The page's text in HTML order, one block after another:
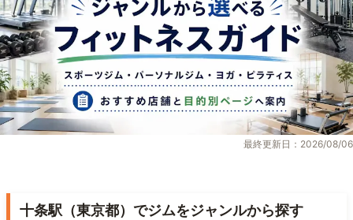
最終更新日：2026/08/06
十条駅（東京都）でジムをジャンルから探す